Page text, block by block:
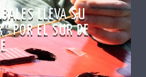
LLEVA SU
POR EL SUR DE